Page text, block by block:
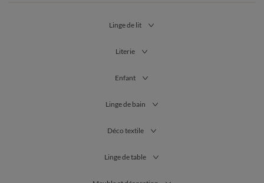
Linge de lit
Literie
Enfant
Linge de bain
Déco textile
Linge de table